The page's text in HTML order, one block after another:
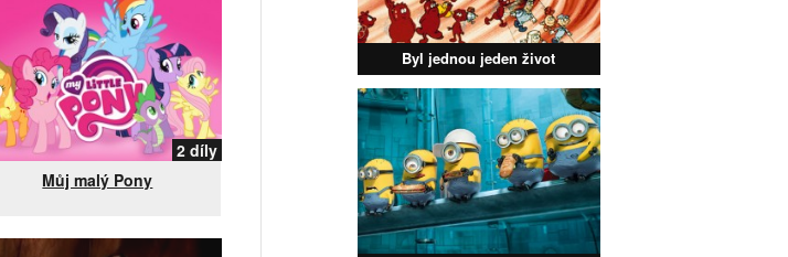
2 díly
Můj malý Pony
Byl jednou jeden život